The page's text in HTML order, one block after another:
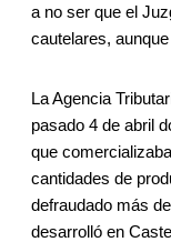
a no ser que el
cautelares,
La Agencia
pasado 4 de abril
que
cantidades de
defraudado más
desarrolló en